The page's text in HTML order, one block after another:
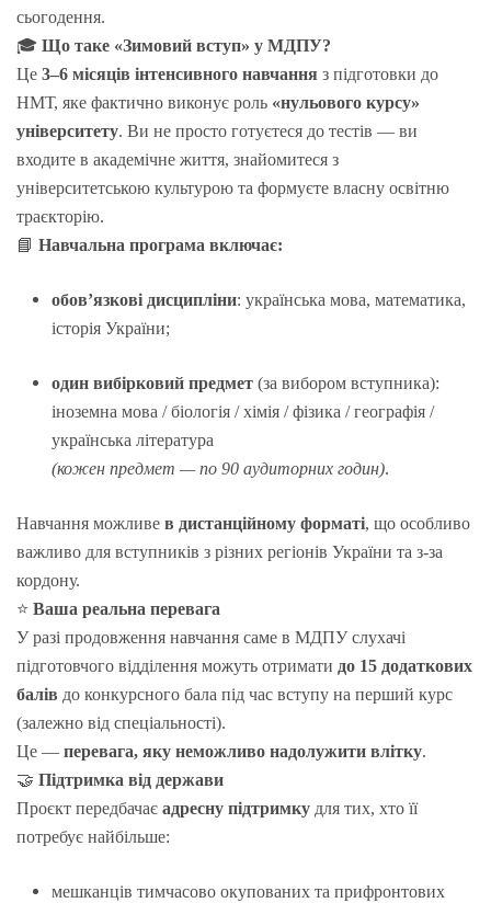
сьогодення.
🎓 Що таке «Зимовий вступ» у МДПУ?
Це 3–6 місяців інтенсивного навчання з підготовки до
НМТ, яке фактично виконує роль «нульового курсу»
університету. Ви не просто готуєтеся до тестів — ви
входите в академічне життя, знайомитеся з
університетською культурою та формуєте власну освітню
траєкторію.
📘 Навчальна програма включає:
обов’язкові дисципліни: українська мова, математика,
історія України;
один вибірковий предмет (за вибором вступника):
іноземна мова / біологія / хімія / фізика / географія /
українська література
(кожен предмет — по 90 аудиторних годин).
Навчання можливе в дистанційному форматі, що особливо
важливо для вступників з різних регіонів України та з-за
кордону.
⭐ Ваша реальна перевага
У разі продовження навчання саме в МДПУ слухачі
підготовчого відділення можуть отримати до 15 додаткових
балів до конкурсного бала під час вступу на перший курс
(залежно від спеціальності).
Це — перевага, яку неможливо надолужити влітку.
🤝 Підтримка від держави
Проєкт передбачає адресну підтримку для тих, хто її
потребує найбільше:
мешканців тимчасово окупованих та прифронтових